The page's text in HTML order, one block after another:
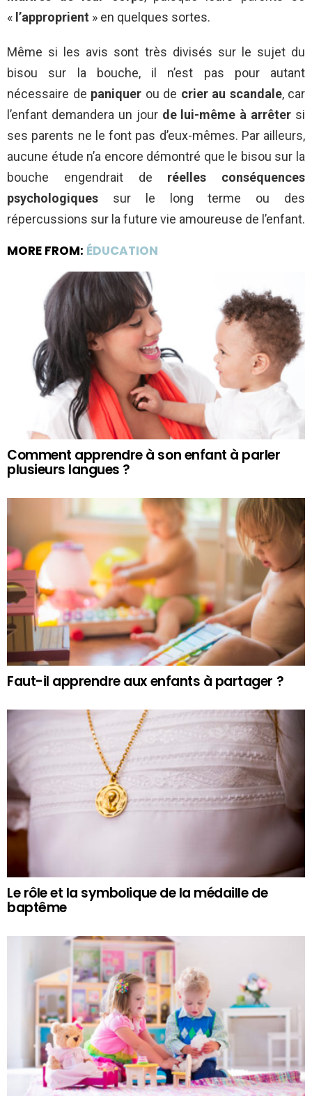
« l’approprient » en quelques sortes.
Même si les avis sont très divisés sur le sujet du
bisou sur la bouche, il n’est pas pour autant
nécessaire de paniquer ou de crier au scandale, car
l’enfant demandera un jour de lui-même à arrêter si
ses parents ne le font pas d’eux-mêmes. Par ailleurs,
aucune étude n’a encore démontré que le bisou sur la
bouche engendrait de réelles conséquences
psychologiques sur le long terme ou des
répercussions sur la future vie amoureuse de l’enfant.
MORE FROM: ÉDUCATION
Comment apprendre à son enfant à parler
plusieurs langues ?
Faut-il apprendre aux enfants à partager ?
Le rôle et la symbolique de la médaille de
baptême